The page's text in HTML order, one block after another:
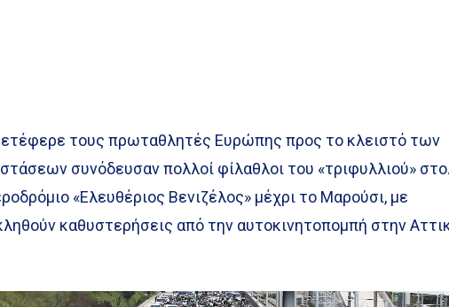
τους πρωταθλητές Ευρώπης προς το κλειστό των
συνόδευσαν πολλοί φίλαθλοι του «τριφυλλιού»
«Ελευθέριος Βενιζέλος» μέχρι το Μαρούσι, με
καθυστερήσεις από την αυτοκινητοπομπή στην